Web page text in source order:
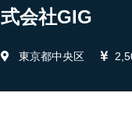
式会社GIG
東京都中央区